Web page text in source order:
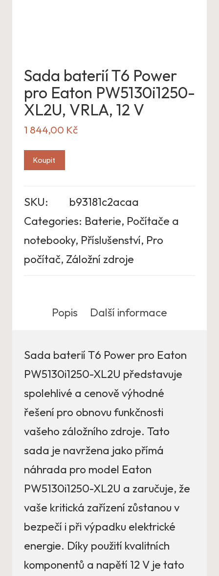
Sada baterií T6 Power
pro Eaton PW5130i1250-
XL2U, VRLA, 12 V
1 844,00 Kč
Koupit
SKU:
b93181c2acaa
Categories: Baterie, Počítače a
notebooky, Příslušenství, Pro
počítač, Záložní zdroje
Popis Další informace
Sada baterií T6 Power pro Eaton
PW5130i1250-XL2U představuje
spolehlivé a cenově výhodné
řešení pro obnovu funkčnosti
vašeho záložního zdroje. Tato
sada je navržena jako přímá
náhrada pro model Eaton
PW5130i1250-XL2U a zaručuje, že
vaše kritická zařízení zůstanou v
bezpečí i při výpadku elektrické
energie. Díky použití kvalitních
komponentů a napětí 12 V je tato